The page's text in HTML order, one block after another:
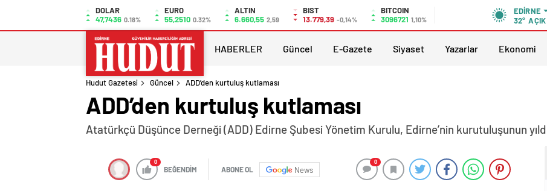
DOLAR
47,7436 0.18%
EURO
55,2510 0.32%
ALTIN
6.660,55 2,59
BIST
13.779,39 -0,14%
BITCOIN
3096721 1,10%
EDIRNE
32° AÇIK
HABERLER Güncel E-Gazete Siyaset Yazarlar Ekonomi
Hudut Gazetesi Güncel ADD’den kurtuluş kutlaması
ADD’den kurtuluş kutlaması
Atatürkçü Düşünce Derneği (ADD) Edirne Şubesi Yönetim Kurulu, Edirne’nin kurutuluşunun
0
BEĞENDİM ABONE OL News
0